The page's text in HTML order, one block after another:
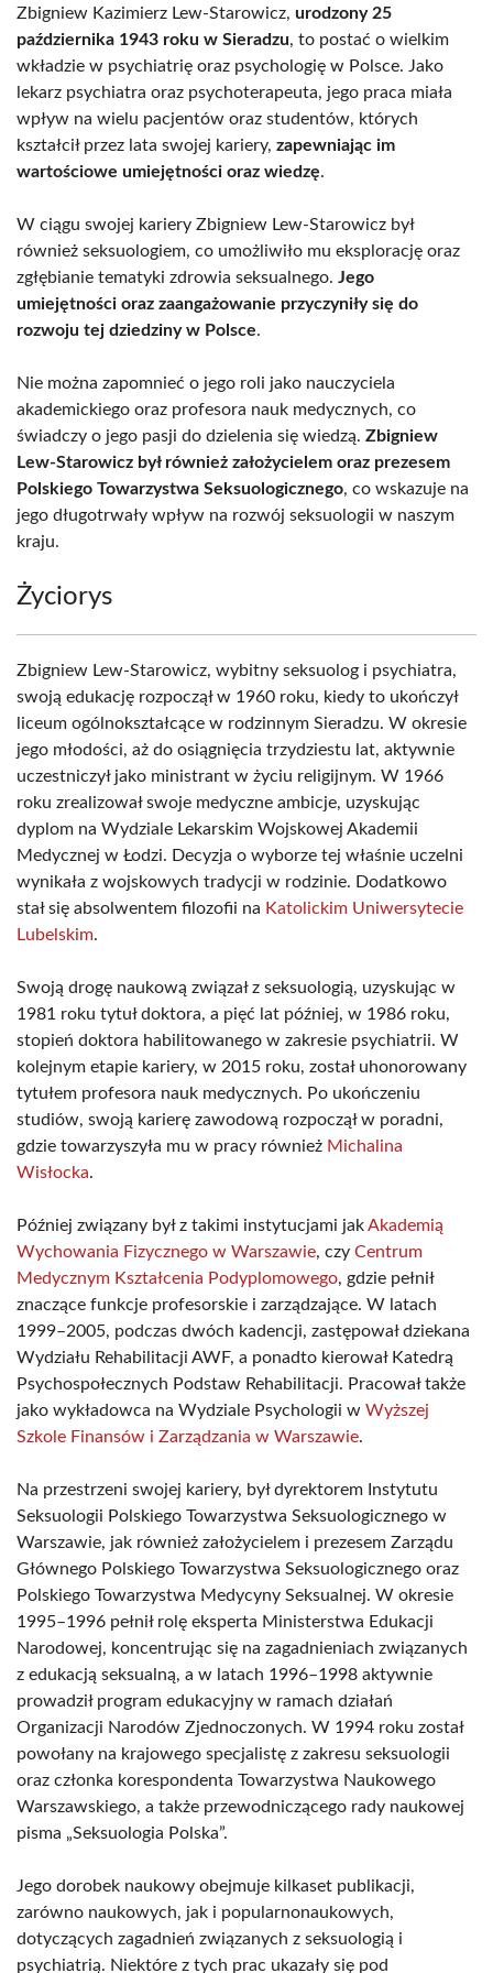
Zbigniew Kazimierz Lew-Starowicz, urodzony 25
października 1943 roku w Sieradzu, to postać o wielkim
wkładzie w psychiatrię oraz psychologię w Polsce. Jako
lekarz psychiatra oraz psychoterapeuta, jego praca miała
wpływ na wielu pacjentów oraz studentów, których
kształcił przez lata swojej kariery, zapewniając im
wartościowe umiejętności oraz wiedzę.
W ciągu swojej kariery Zbigniew Lew-Starowicz był
również seksuologiem, co umożliwiło mu eksplorację oraz
zgłębianie tematyki zdrowia seksualnego. Jego
umiejętności oraz zaangażowanie przyczyniły się do
rozwoju tej dziedziny w Polsce.
Nie można zapomnieć o jego roli jako nauczyciela
akademickiego oraz profesora nauk medycznych, co
świadczy o jego pasji do dzielenia się wiedzą. Zbigniew
Lew-Starowicz był również założycielem oraz prezesem
Polskiego Towarzystwa Seksuologicznego, co wskazuje na
jego długotrwały wpływ na rozwój seksuologii w naszym
kraju.
Życiorys
Zbigniew Lew-Starowicz, wybitny seksuolog i psychiatra,
swoją edukację rozpoczął w 1960 roku, kiedy to ukończył
liceum ogólnokształcące w rodzinnym Sieradzu. W okresie
jego młodości, aż do osiągnięcia trzydziestu lat, aktywnie
uczestniczył jako ministrant w życiu religijnym. W 1966
roku zrealizował swoje medyczne ambicje, uzyskując
dyplom na Wydziale Lekarskim Wojskowej Akademii
Medycznej w Łodzi. Decyzja o wyborze tej właśnie uczelni
wynikała z wojskowych tradycji w rodzinie. Dodatkowo
stał się absolwentem filozofii na Katolickim Uniwersytecie
Lubelskim.
Swoją drogę naukową związał z seksuologią, uzyskując w
1981 roku tytuł doktora, a pięć lat później, w 1986 roku,
stopień doktora habilitowanego w zakresie psychiatrii. W
kolejnym etapie kariery, w 2015 roku, został uhonorowany
tytułem profesora nauk medycznych. Po ukończeniu
studiów, swoją karierę zawodową rozpoczął w poradni,
gdzie towarzyszyła mu w pracy również Michalina
Wisłocka.
Później związany był z takimi instytucjami jakAkademią
Wychowania Fizycznego w Warszawie, czy Centrum
Medycznym Kształcenia Podyplomowego, gdzie pełnił
znaczące funkcje profesorskie i zarządzające. W latach
1999–2005, podczas dwóch kadencji, zastępował dziekana
Wydziału Rehabilitacji AWF, a ponadto kierował Katedrą
Psychospołecznych Podstaw Rehabilitacji. Pracował także
jako wykładowca na Wydziale Psychologii w Wyższej
Szkole Finansów i Zarządzania w Warszawie.
Na przestrzeni swojej kariery, był dyrektorem Instytutu
Seksuologii Polskiego Towarzystwa Seksuologicznego w
Warszawie, jak również założycielem i prezesem Zarządu
Głównego Polskiego Towarzystwa Seksuologicznego oraz
Polskiego Towarzystwa Medycyny Seksualnej. W okresie
1995–1996 pełnił rolę eksperta Ministerstwa Edukacji
Narodowej, koncentrując się na zagadnieniach związanych
z edukacją seksualną, a w latach 1996–1998 aktywnie
prowadził program edukacyjny w ramach działań
Organizacji Narodów Zjednoczonych. W 1994 roku został
powołany na krajowego specjalistę z zakresu seksuologii
oraz członka korespondenta Towarzystwa Naukowego
Warszawskiego, a także przewodniczącego rady naukowej
pisma „Seksuologia Polska”.
Jego dorobek naukowy obejmuje kilkaset publikacji,
zarówno naukowych, jak i popularnonaukowych,
dotyczących zagadnień związanych z seksuologią i
psychiatrią. Niektóre z tych prac ukazały się pod